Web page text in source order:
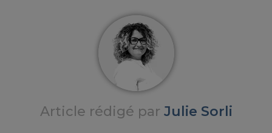
Article rédigé par Julie Sorli